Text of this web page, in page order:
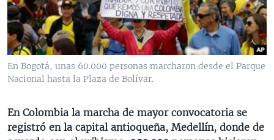
VENEZUELA
BRASIL
NICARAGUA
ECONOMÍA
ENTRETENIMIENTO Y CULTURA
TECNOLOGÍA
DEPORTES
MULTIMEDIA
VIDEOS
FOTOGRAFÍA
AUDIOS
PROGRAMAS TV
EL MUNDO AL DÍA
FORO INTERAMERICANO
LAS CLAVES
RADIO
AVANCE INFORMATIVO
BUENOS DÍAS AMÉRICA
DIRECT
Learning English
En Bogotá, unas 60.000 personas marcharon desde el Parque
Nacional hasta la Plaza de Bolívar.
En Colombia la marcha de mayor convocatoria se
registró en la capital antioqueña, Medellín, donde de